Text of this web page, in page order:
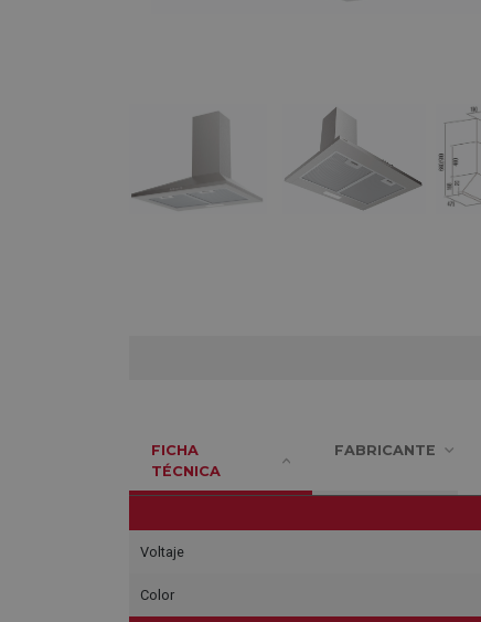
FICHA
TÉCNICA
FABRICANTE
Voltaje
Color